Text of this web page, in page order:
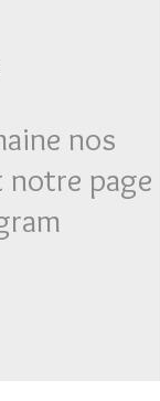
nos
notre page